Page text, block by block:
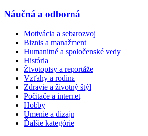
Náučná a odborná
Motivácia a sebarozvoj
Biznis a manažment
Humanitné a spoločenské vedy
História
Životopisy a reportáže
Vzťahy a rodina
Zdravie a životný štýl
Počítače a internet
Hobby
Umenie a dizajn
Ďalšie kategórie